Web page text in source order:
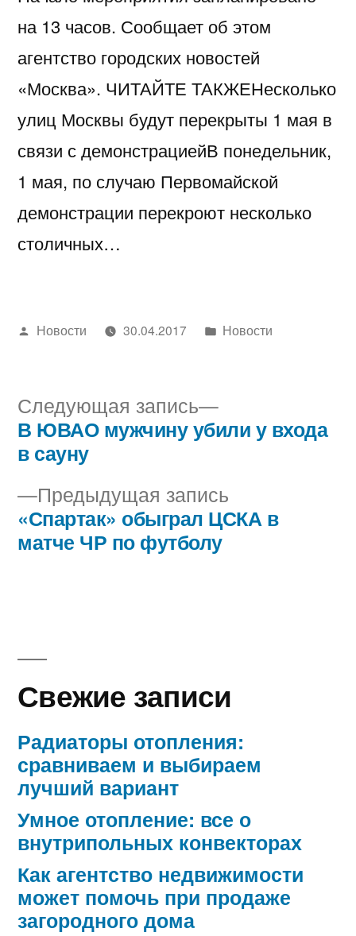
на 13 часов. Сообщает об этом
агентство городских новостей
«Москва». ЧИТАЙТЕ ТАКЖЕНесколько
улиц Москвы будут перекрыты 1 мая в
связи с демонстрациейВ понедельник,
1 мая, по случаю Первомайской
демонстрации перекроют несколько
столичных…
Написано
Новости 30.04.2017
Написано
Новости
Навигация
записям
Предыдущая запись
запись:
«Спартак» обыграл ЦСКА в
матче ЧР по футболу
Следующая запись
Следующая
запись:
В ЮВАО мужчину убили у входа
в сауну
Свежие записи
Радиаторы отопления:
сравниваем и выбираем
лучший вариант
Умное отопление: все о
внутрипольных конвекторах
Как агентство недвижимости
может помочь при продаже
загородного дома